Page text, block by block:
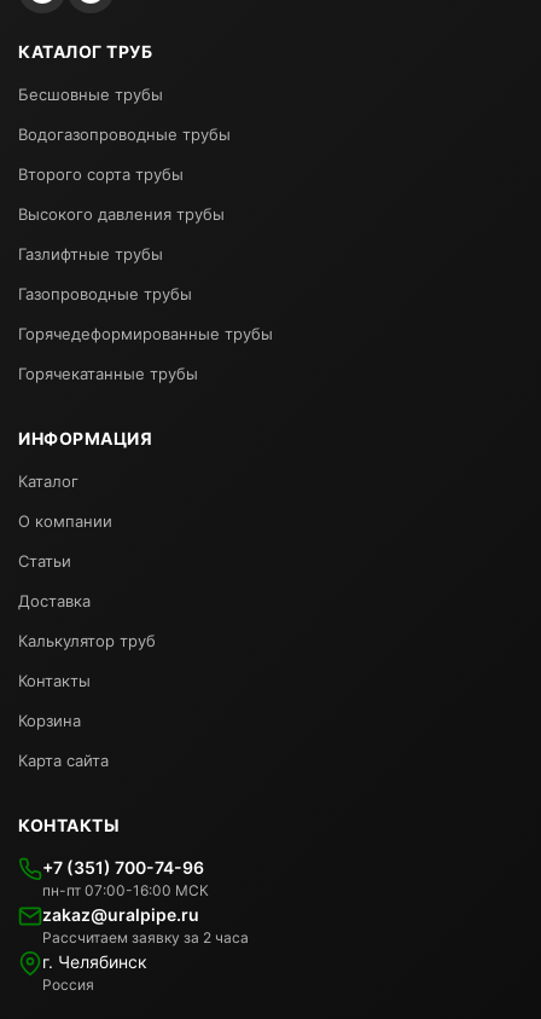
КАТАЛОГ ТРУБ
Бесшовные трубы
Водогазопроводные трубы
Второго сорта трубы
Высокого давления трубы
Газлифтные трубы
Газопроводные трубы
Горячедеформированные трубы
Горячекатанные трубы
ИНФОРМАЦИЯ
Каталог
О компании
Статьи
Доставка
Калькулятор труб
Контакты
Корзина
Карта сайта
КОНТАКТЫ
+7 (351) 700-74-96
пн-пт 07:00-16:00 МСК
zakaz@uralpipe.ru
Рассчитаем заявку за 2 часа
г. Челябинск
Россия